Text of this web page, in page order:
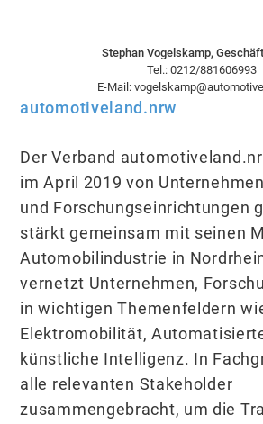
Stephan Vogelskamp,
Tel.: 0212/881606993
E-Mail:
automotiveland.nrw
Der Verband
im April 2019 von
und Forschungseinrichtungen
stärkt gemeinsam mit seinen
Automobilindustrie in
vernetzt Unternehmen,
in wichtigen Themenfeldern
Elektromobilität,
künstliche Intelligenz. In
alle relevanten Stakeholder
zusammengebracht, um die